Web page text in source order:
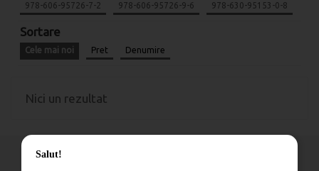
978-606-95726-7-2 978-606-95726-9-6 978-630-95153-0-8
Sortare
Cele mai noi Pret Denumire
Nici un rezultat
Salut!